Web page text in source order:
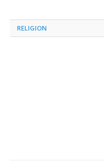
RELIGION